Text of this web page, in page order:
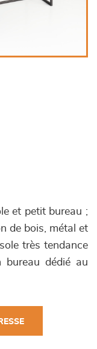
et petit bureau ;
de bois, métal et
très tendance
bureau dédié au